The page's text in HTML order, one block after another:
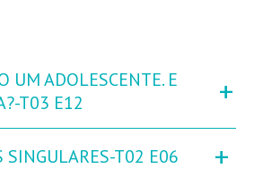
UM ADOLESCENTE. E
T03 E12
+
SINGULARES-T02 E06 +